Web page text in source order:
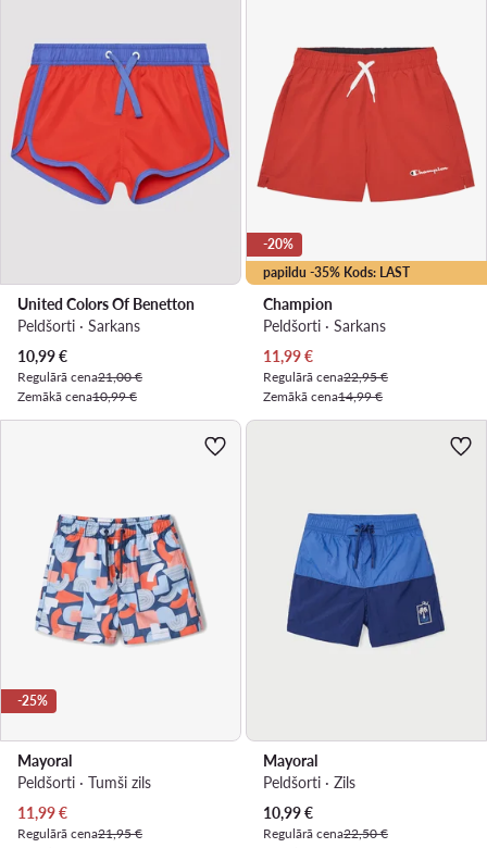
United Colors Of Benetton
Peldšorti · Sarkans
Pašreizējā cena
10,99€
Regulārā cena21,00 €
Zemākā cena10,99 €
papildu -35% Kods: LAST
-20%
Champion
Peldšorti · Sarkans
Pašreizējā cena
11,99€
Regulārā cena22,95 €
Zemākā cena14,99 €
-25%
Mayoral
Peldšorti · Tumši zils
Pašreizējā cena
11,99€
Regulārā cena21,95 €
Mayoral
Peldšorti · Zils
Pašreizējā cena
10,99€
Regulārā cena22,50 €